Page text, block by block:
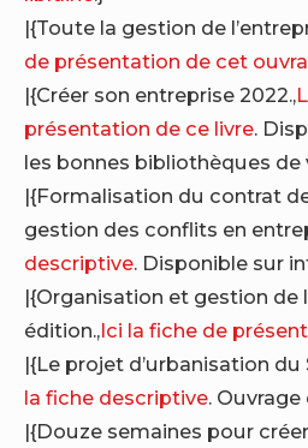
|{Toute la gestion de
de présentation de cet
|{Créer son entreprise 2022.,
présentation de ce livre.
les bonnes bibliothèques
|{Formalisation du contrat
gestion des conflits en
descriptive. Disponible sur
|{Organisation et gestion de
édition.,Ici la fiche de
|{Le projet d’urbanisation du
la fiche descriptive. Ouvrage
|{Douze semaines pour